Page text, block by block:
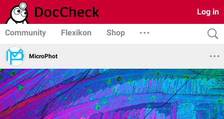
Log in
Community Flexikon Shop
MicroPhot